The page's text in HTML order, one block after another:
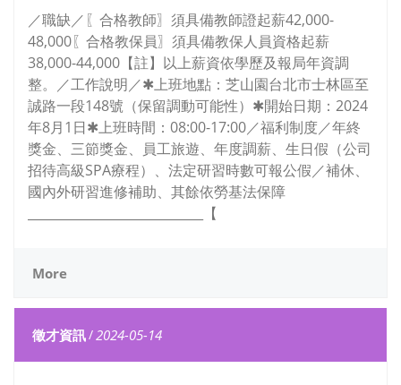
／職缺／〖合格教師〗須具備教師證起薪42,000-
48,000〖合格教保員〗須具備教保人員資格起薪
38,000-44,000【註】以上薪資依學歷及報局年資調
整。／工作說明／✱上班地點：芝山園台北市士林區至
誠路一段148號（保留調動可能性）✱開始日期：2024
年8月1日✱上班時間：08:00-17:00／福利制度／年終
獎金、三節獎金、員工旅遊、年度調薪、生日假（公司
招待高級SPA療程）、法定研習時數可報公假／補休、
國內外研習進修補助、其餘依勞基法保障
____________________________【
More
徵才資訊/2024-05-14